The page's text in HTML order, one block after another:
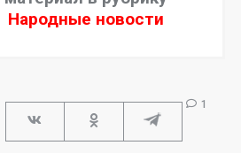
Народные новости
1